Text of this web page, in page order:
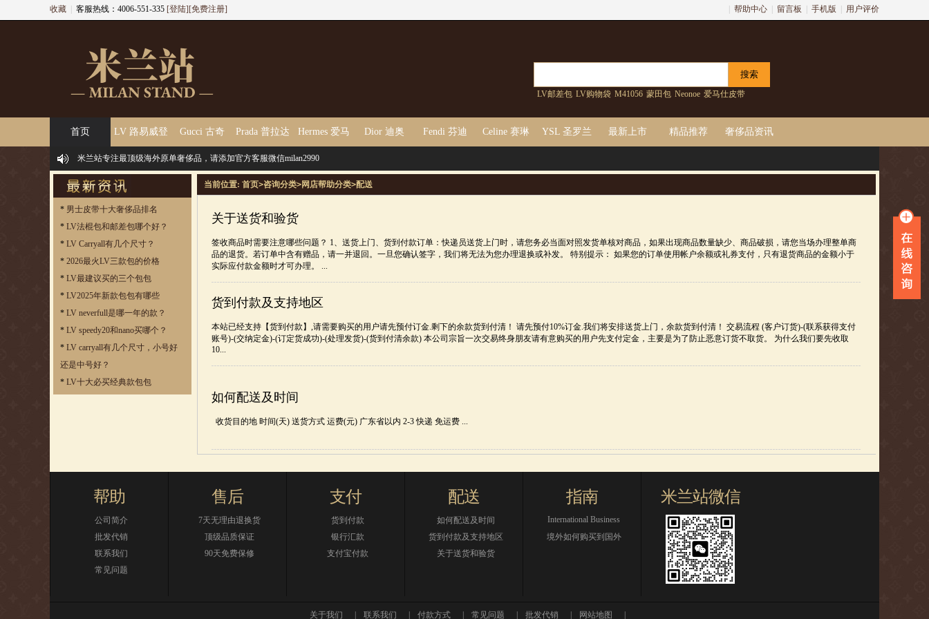
收藏 客服热线：4006-551-335 [登陆][免费注册] 帮助中心 留言板 手机版 用户评价
LV邮差包 LV购物袋 M41056 蒙田包 Neonoe 爱马仕皮带
首页 LV 路易威登 Gucci 古奇 Prada 普拉达 Hermes 爱马
仕
Dior 迪奥 Fendi 芬迪 Celine 赛琳 YSL 圣罗兰 最新上市 精品推荐 奢侈品资讯
米兰站专注最顶级海外原单奢侈品，请添加官方客服微信milan2990
* 男士皮带十大奢侈品排名
* LV法棍包和邮差包哪个好？
* LV Carryall有几个尺寸？
* 2026最火LV三款包的价格
* LV最建议买的三个包包
* LV2025年新款包包有哪些
* LV neverfull是哪一年的款？
* LV speedy20和nano买哪个？
* LV carryall有几个尺寸，小号好
还是中号好？
* LV十大必买经典款包包
当前位置: 首页>咨询分类>网店帮助分类>配送
关于送货和验货
签收商品时需要注意哪些问题？ 1、送货上门、货到付款订单：快递员送货上门时，请您务必当面对照发货单核对商品，如果出现商品数量缺少、商品破损，请您当场办理整单商
品的退货。若订单中含有赠品，请一并退回。一旦您确认签字，我们将无法为您办理退换或补发。 特别提示： 如果您的订单使用帐户余额或礼券支付，只有退货商品的金额小于
实际应付款金额时才可办理。 ...
货到付款及支持地区
本站已经支持【货到付款】,请需要购买的用户请先预付订金.剩下的余款货到付清！ 请先预付10%订金.我们将安排送货上门，余款货到付清！ 交易流程 (客户订货)-(联系获得支付
账号)-(交纳定金)-(订定货成功)-(处理发货)-(货到付清余款) 本公司宗旨一次交易终身朋友请有意购买的用户先支付定金，主要是为了防止恶意订货不取货。 为什么我们要先收取
10...
如何配送及时间
收货目的地 时间(天) 送货方式 运费(元) 广东省以内 2-3 快递 免运费 ...
帮助
公司简介
批发代销
联系我们
常见问题
售后
7天无理由退换货
顶级品质保证
90天免费保修
支付
货到付款
银行汇款
支付宝付款
配送
如何配送及时间
货到付款及支持地区
关于送货和验货
指南
International Business
境外如何购买到国外
米兰站微信
关于我们 联系我们 付款方式 常见问题 批发代销 网站地图